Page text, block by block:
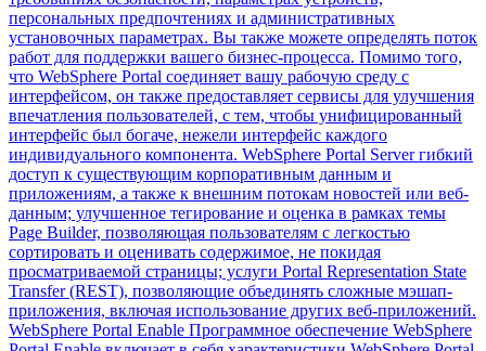
персональных предпочтениях и административных
установочных параметрах. Вы также можете определять поток
работ для поддержки вашего бизнес-процесса. Помимо того,
что WebSphere Portal соединяет вашу рабочую среду с
интерфейсом, он также предоставляет сервисы для улучшения
впечатления пользователей, с тем, чтобы унифицированный
интерфейс был богаче, нежели интерфейс каждого
индивидуального компонента. WebSphere Portal Server гибкий
доступ к существующим корпоративным данным и
приложениям, а также к внешним потокам новостей или веб-
данным; улучшенное тегирование и оценка в рамках темы
Page Builder, позволяющая пользователям с легкостью
сортировать и оценивать содержимое, не покидая
просматриваемой страницы; услуги Portal Representation State
Transfer (REST), позволяющие объединять сложные мэшап-
приложения, включая использование других веб-приложений.
WebSphere Portal Enable Программное обеспечение WebSphere